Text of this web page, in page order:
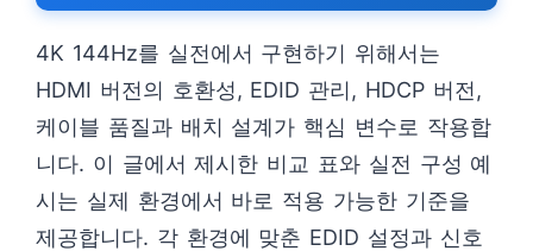
4K 144Hz를 실전에서 구현하기 위해서는
HDMI 버전의 호환성, EDID 관리, HDCP 버전,
케이블 품질과 배치 설계가 핵심 변수로 작용합
니다. 이 글에서 제시한 비교 표와 실전 구성 예
시는 실제 환경에서 바로 적용 가능한 기준을
제공합니다. 각 환경에 맞춘 EDID 설정과 신호